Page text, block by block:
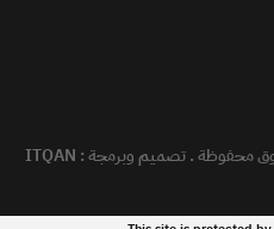
تصميم وبرمجة : ITQAN